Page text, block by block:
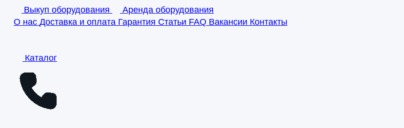
Выкуп оборудования
Аренда оборудования
О нас Доставка и оплата Гарантия Статьи FAQ Вакансии Контакты
Каталог